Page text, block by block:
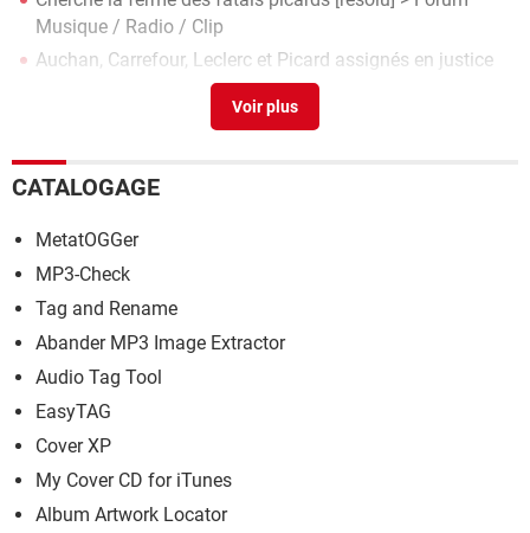
Musique / Radio / Clip
Auchan, Carrefour, Leclerc et Picard assignés en justice
pour discrimination numérique> Guide
CATALOGAGE
MetatOGGer
MP3-Check
Tag and Rename
Abander MP3 Image Extractor
Audio Tag Tool
EasyTAG
Cover XP
My Cover CD for iTunes
Album Artwork Locator